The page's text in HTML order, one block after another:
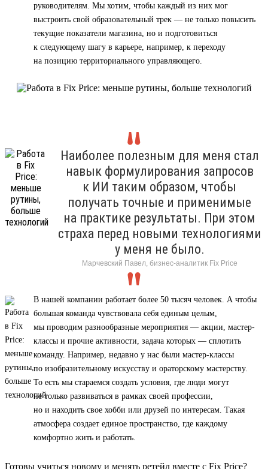
руководителям. Мы хотим, чтобы каждый из них мог
выстроить свой образовательный трек — не только повысить
текущие показатели магазина, но и подготовиться
к следующему шагу в карьере, например, к переходу
на позицию территориального управляющего.
Наиболее полезным для меня стал
навык формулирования запросов
к ИИ таким образом, чтобы
получать точные и применимые
на практике результаты. При этом
страха перед новыми технологиями
у меня не было.
Марчевский Павел, бизнес-аналитик Fix Price
В нашей компании работает более 50 тысяч человек. А чтобы
большая команда чувствовала себя единым целым,
мы проводим разнообразные мероприятия — акции, мастер-
классы и прочие активности, задача которых — сплотить
команду. Например, недавно у нас были мастер-классы
по изобразительному искусству и ораторскому мастерству.
То есть мы стараемся создать условия, где люди могут
не только развиваться в рамках своей профессии,
но и находить свое хобби или друзей по интересам. Такая
атмосфера создает единое пространство, где каждому
комфортно жить и работать.
Готовы учиться новому и менять ретейл вместе с Fix Price?